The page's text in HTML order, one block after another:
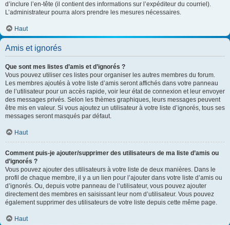
d’inclure l’en-tête (il contient des informations sur l’expéditeur du courriel).
L’administrateur pourra alors prendre les mesures nécessaires.
Haut
Amis et ignorés
Que sont mes listes d’amis et d’ignorés ?
Vous pouvez utiliser ces listes pour organiser les autres membres du forum.
Les membres ajoutés à votre liste d’amis seront affichés dans votre panneau
de l’utilisateur pour un accès rapide, voir leur état de connexion et leur envoyer
des messages privés. Selon les thèmes graphiques, leurs messages peuvent
être mis en valeur. Si vous ajoutez un utilisateur à votre liste d’ignorés, tous ses
messages seront masqués par défaut.
Haut
Comment puis-je ajouter/supprimer des utilisateurs de ma liste d’amis ou
d’ignorés ?
Vous pouvez ajouter des utilisateurs à votre liste de deux manières. Dans le
profil de chaque membre, il y a un lien pour l’ajouter dans votre liste d’amis ou
d’ignorés. Ou, depuis votre panneau de l’utilisateur, vous pouvez ajouter
directement des membres en saisissant leur nom d’utilisateur. Vous pouvez
également supprimer des utilisateurs de votre liste depuis cette même page.
Haut